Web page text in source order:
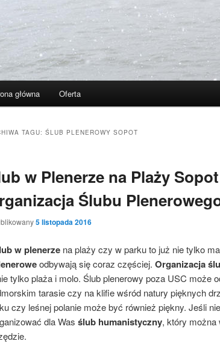
główna Oferta
TAGU: ŚLUB PLENEROWY SOPOT
w Plenerze na Plaży
Ślubu
5 listopada 2016
w plenerze na plaży czy w parku to już nie tylko
odbywają się coraz częściej. Organizacja
tylko plaża i molo. Ślub plenerowy poza USC może
tarasie czy na klifie wśród natury pięknych
czy leśnej polanie może być również piękny. Jeśli
dla Was ślub humanistyczny, który